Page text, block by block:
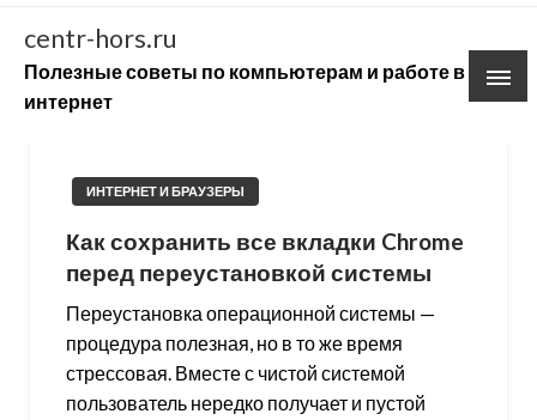
Skip
content
centr-hors.ru
Полезные советы по компьютерам и работе в
интернет
ИНТЕРНЕТ И БРАУЗЕРЫ
Как сохранить все вкладки Chrome
перед переустановкой системы
Переустановка операционной системы —
процедура полезная, но в то же время
стрессовая. Вместе с чистой системой
пользователь нередко получает и пустой